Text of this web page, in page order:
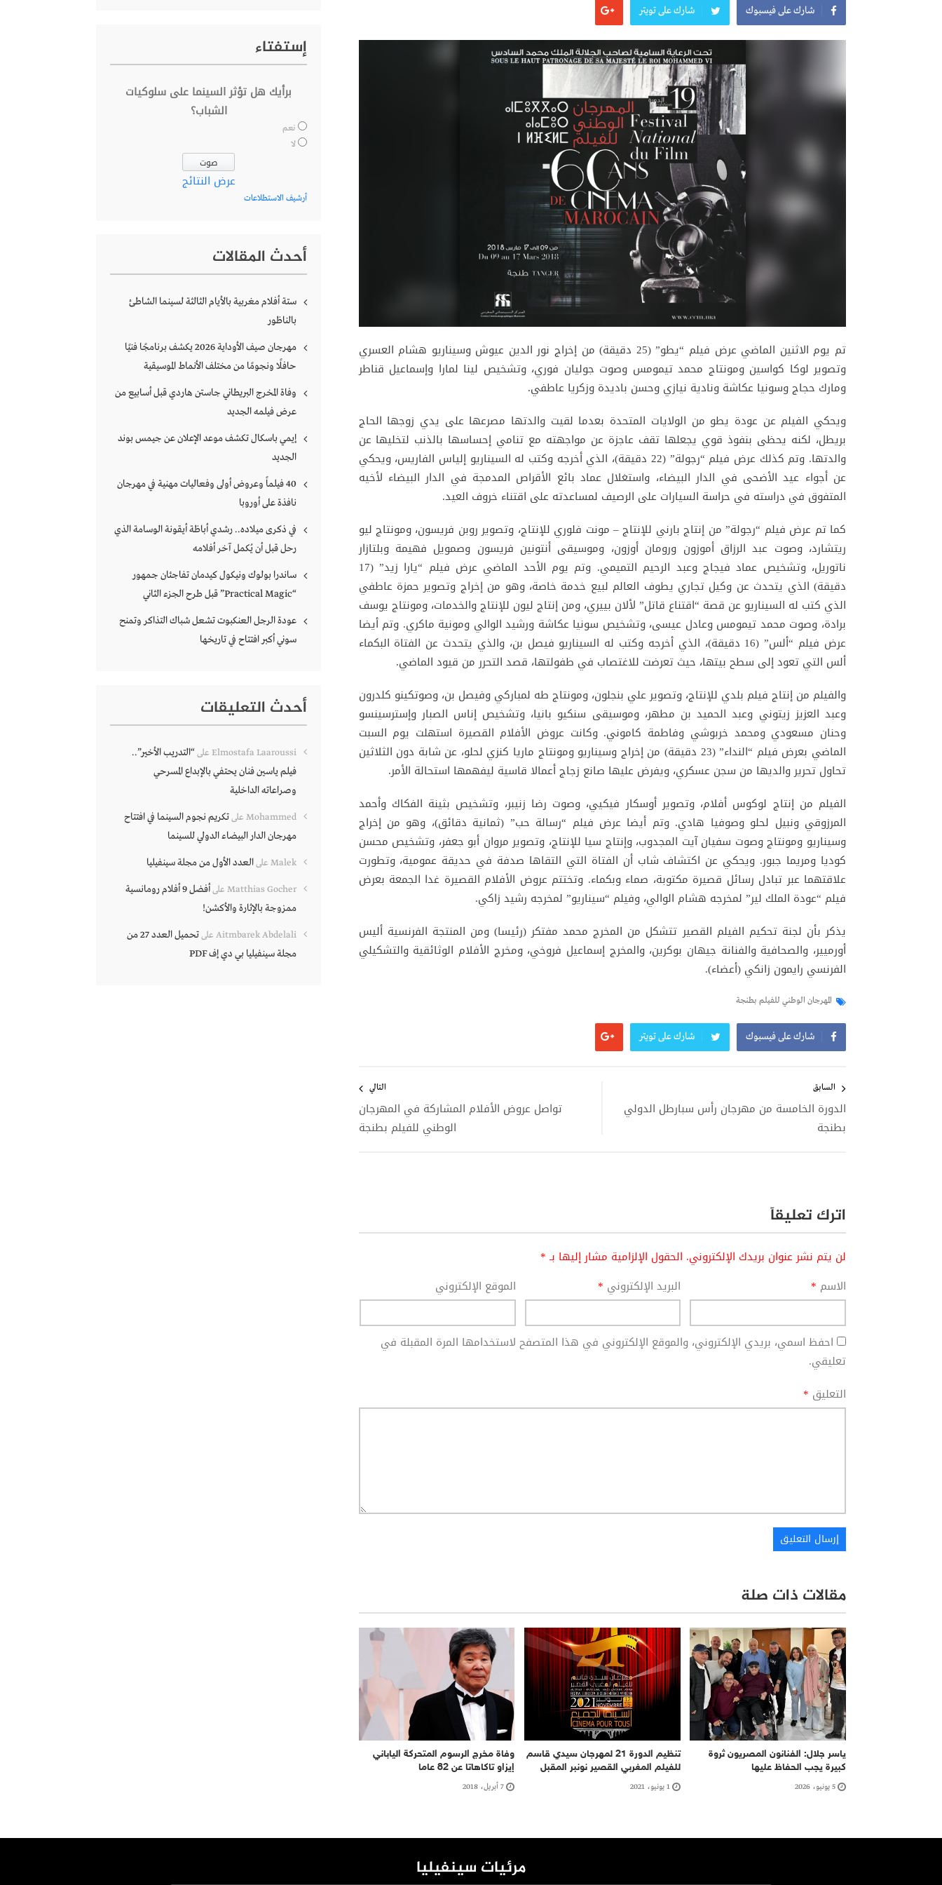
شارك على فيسبوك شارك على تويتر
تم يوم الاثنين الماضي عرض فيلم “يطو” (25 دقيقة) من إخراج نور الدين عيوش وسيناريو هشام العسري
وتصوير لوكا كواسين ومونتاج محمد تيمومس وصوت جوليان فوري، وتشخيص لينا لمارا وإسماعيل قناطر
ومارك حجاج وسونيا عكاشة ونادية نيازي وحسن باديدة وزكريا عاطفي.
ويحكي الفيلم عن عودة يطو من الولايات المتحدة بعدما لقيت والدتها مصرعها على يدي زوجها الحاج
بريطل، لكنه يحظى بنفوذ قوي يجعلها تقف عاجزة عن مواجهته مع تنامي إحساسها بالذنب لتخليها عن
والدتها. وتم كذلك عرض فيلم “رجولة” (22 دقيقة)، الذي أخرجه وكتب له السيناريو إلياس الفاريس، ويحكي
عن أجواء عيد الأضحى في الدار البيضاء، واستغلال عماد بائع الأقراص المدمجة في الدار البيضاء لأخيه
المتفوق في دراسته في حراسة السيارات على الرصيف لمساعدته على اقتناء خروف العيد.
كما تم عرض فيلم “رجولة” من إنتاج بارني للإنتاج – مونت فلوري للإنتاج، وتصوير روبن فريسون، ومونتاج ليو
ريتشارد، وصوت عبد الرزاق أموزون ورومان أوزون، وموسيقى أنتونين فريسون وصمويل فهيمة وبلتازار
ناتوريل، وتشخيص عماد فيجاج وعبد الرحيم التميمي. وتم يوم الأحد الماضي عرض فيلم “يارا زيد” (17
دقيقة) الذي يتحدث عن وكيل تجاري يطوف العالم لبيع خدمة خاصة، وهو من إخراج وتصوير حمزة عاطفي
الذي كتب له السيناريو عن قصة “اقتناع قاتل” لألان بييري، ومن إنتاج ليون للإنتاج والخدمات، ومونتاج يوسف
برادة، وصوت محمد تيمومس وعادل عيسى، وتشخيص سونيا عكاشة ورشيد الوالي ومونية ماكري. وتم أيضا
عرض فيلم “ألس” (16 دقيقة)، الذي أخرجه وكتب له السيناريو فيصل بن، والذي يتحدث عن الفتاة البكماء
ألس التي تعود إلى سطح بيتها، حيث تعرضت للاغتصاب في طفولتها، قصد التحرر من قيود الماضي.
والفيلم من إنتاج فيلم بلدي للإنتاج، وتصوير علي بنجلون، ومونتاج طه لمباركي وفيصل بن، وصوتكينو كلدرون
وعبد العزيز زيتوني وعبد الحميد بن مطهر، وموسيقى سنكيو بانيا، وتشخيص إناس الصبار وإسترسينسو
وحنان مسعودي ومحمد خربوشي وفاطمة كاموني. وكانت عروض الأفلام القصيرة استهلت يوم السبت
الماضي بعرض فيلم “النداء” (23 دقيقة) من إخراج وسيناريو ومونتاج ماريا كنزي لحلو، عن شابة دون الثلاثين
تحاول تحرير والديها من سجن عسكري، ويفرض عليها صانع زجاج أعمالا قاسية ليفهمها استحالة الأمر.
الفيلم من إنتاج لوكوس أفلام، وتصوير أوسكار فيكيي، وصوت رضا زنيبر، وتشخيص بثينة الفكاك وأحمد
المرزوقي ونبيل لحلو وصوفيا هادي. وتم أيضا عرض فيلم “رسالة حب” (ثمانية دقائق)، وهو من إخراج
وسيناريو ومونتاج وصوت سفيان آيت المجدوب، وإنتاج سيا للإنتاج، وتصوير مروان أبو جعفر، وتشخيص محسن
كوديا ومريما جبور. ويحكي عن اكتشاف شاب أن الفتاة التي التقاها صدفة في حديقة عمومية، وتطورت
علاقتهما عبر تبادل رسائل قصيرة مكتوبة، صماء وبكماء. وتختتم عروض الأفلام القصيرة غدا الجمعة بعرض
فيلم “عودة الملك لير” لمخرجه هشام الوالي، وفيلم “سيناريو” لمخرجه رشيد زاكي.
يذكر بأن لجنة تحكيم الفيلم القصير تتشكل من المخرج محمد مفتكر (رئيسا) ومن المنتجة الفرنسية أليس
أورميير، والصحافية والفنانة جيهان بوكرين، والمخرج إسماعيل فروخي، ومخرج الأفلام الوثائقية والتشكيلي
الفرنسي رايمون زانكي (أعضاء).
المهرجان الوطني للفيلم بطنجة
شارك على فيسبوك شارك على تويتر
المقالات
السابق
الدورة الخامسة من مهرجان رأس سبارطل الدولي
بطنجة
التالي
تواصل عروض الأفلام المشاركة في المهرجان
الوطني للفيلم بطنجة
اترك تعليقاً
لن يتم نشر عنوان بريدك الإلكتروني. الحقول الإلزامية مشار إليها بـ*
الاسم * البريد الإلكتروني * الموقع الإلكتروني
احفظ اسمي، بريدي الإلكتروني، والموقع الإلكتروني في هذا المتصفح لاستخدامها المرة المقبلة في
تعليقي.
التعليق *
مقالات ذات صلة
ياسر جلال: الفنانون المصريون ثروة
كبيرة يجب الحفاظ عليها
5 يونيو، 2026
تنظيم الدورة 21 لمهرجان سيدي قاسم
للفيلم المغربي القصير نونبر المقبل
1 يونيو، 2021
وفاة مخرج الرسوم المتحركة الياباني
إيزاو تاكاهاتا عن 82 عاما
7 أبريل، 2018
إستفتاء
برأيك هل تؤثر السينما على سلوكيات
الشباب؟
نعم
لا
عرض النتائج
أرشيف الاستطلاعات
أحدث المقالات
ستة أفلام مغربية بالأيام الثالثة لسينما الشاطئ
بالناظور
مهرجان صيف الأوداية 2026 يكشف برنامجًا فنيًا
حافلًا ونجومًا من مختلف الأنماط الموسيقية
وفاة المخرج البريطاني جاستن هاردي قبل أسابيع من
عرض فيلمه الجديد
إيمي باسكال تكشف موعد الإعلان عن جيمس بوند
الجديد
40 فيلماً وعروض أولى وفعاليات مهنية في مهرجان
نافذة على أوروبا
في ذكرى ميلاده.. رشدي أباظة أيقونة الوسامة الذي
رحل قبل أن يُكمل آخر أفلامه
ساندرا بولوك ونيكول كيدمان تفاجئان جمهور
“Practical Magic” قبل طرح الجزء الثاني
عودة الرجل العنكبوت تشعل شباك التذاكر وتمنح
سوني أكبر افتتاح في تاريخها
أحدث التعليقات
Elmostafa Laaroussi على“التدريب الأخير”..
فيلم ياسين فنان يحتفي بالإبداع المسرحي
وصراعاته الداخلية
Mohammed علىتكريم نجوم السينما في افتتاح
مهرجان الدار البيضاء الدولي للسينما
Malek علىالعدد الأول من مجلة سينفيليا
Matthias Gocher على
أفضل 9 أفلام رومانسية
ممزوجة بالإثارة والأكشن!
Aitmbarek Abdelali على
تحميل العدد 27 من
مجلة سينفيليا بي دي إف PDF
مرئيات سينفيليا